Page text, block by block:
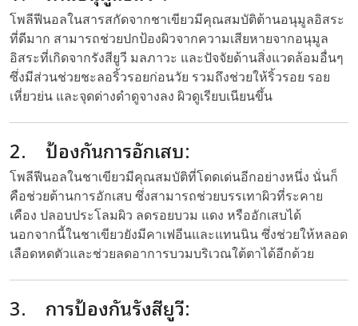
โพลีฟีนอลในสารสกัดจากชาเขียวมีคุณสมบัติต้านอนุมูลอิสระ
ที่ดีมาก สามารถช่วยปกป้องผิวจากความเสียหายจากอนุมูล
อิสระที่เกิดจากรังสียูวี มลภาวะ และปัจจัยด้านสิ่งแวดล้อมอื่นๆ
ซึ่งมีส่วนช่วยชะลอริ้วรอยก่อนวัย รวมถึงช่วยให้ริ้วรอย รอย
เหี่ยวย่น และจุดด่างดำดูจางลง ผิวดูเรียบเนียนขึ้น
2. ป้องกันการอักเสบ:
โพลีฟีนอลในชาเขียวมีคุณสมบัติที่โดดเด่นอีกอย่างหนึ่ง นั่นก็
คือช่วยต้านการอักเสบ ซึ่งสามารถช่วยบรรเทาผิวที่ระคาย
เคือง ปลอบประโลมผิว ลดรอยบวม แดง หรืออักเสบได้
นอกจากนี้ในชาเขียวยังมีคาเฟอีนและแทนนิน ซึ่งช่วยให้หลอด
เลือดหดตัวและช่วยลดอาการบวมบริเวณใต้ตาได้อีกด้วย
3. การป้องกันรังสียูวี: